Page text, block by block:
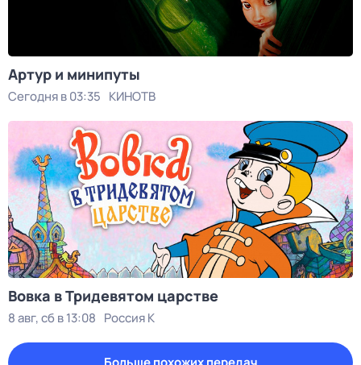
Артур и минипуты
Сегодня в 03:35 КИНОТВ
Вовка в Тридевятом царстве
8 авг, сб в 13:08 Россия К